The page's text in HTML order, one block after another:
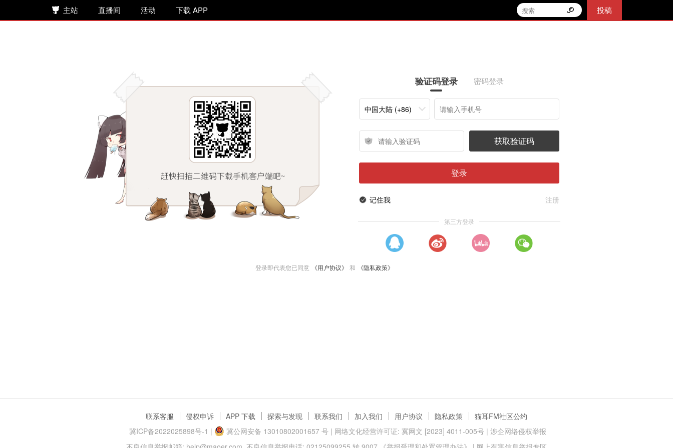
主站 直播间 活动 下载 APP 投稿
验证码登录 密码登录
中国大陆 (+86)
获取验证码
登录
记住我 注册
第三方登录
登录即代表您已同意 《用户协议》 和 《隐私政策》
联系客服 侵权申诉 APP 下载 探索与发现 联系我们 加入我们 用户协议 隐私政策
猫耳FM社区公约
冀ICP备2022025898号-1 | 冀公网安备 13010802001657 号| 网络文化经营许可证: 冀网文 [2023] 4011-005号 | 涉企网络侵权举报